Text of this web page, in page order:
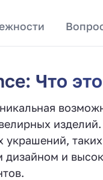
Что
украшений,
дизайном и